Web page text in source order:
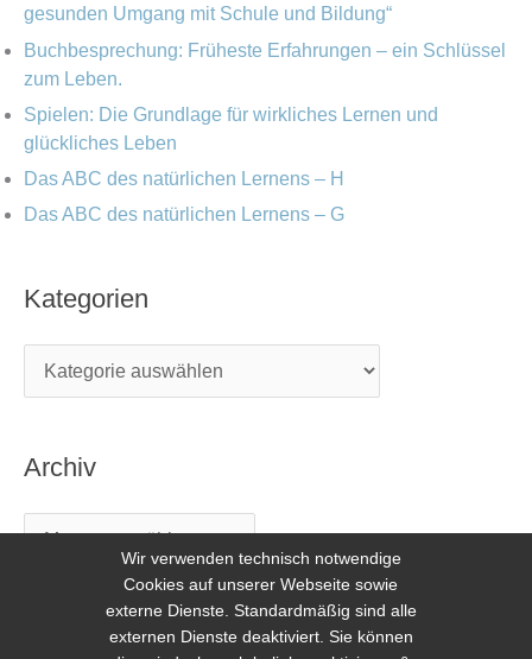
gesunden Umgang mit Schule und Bildung“
Buchbesprechung: Früheste Erfahrungen – ein Schlüssel
zum Leben.
Spielen: Die Grundlage für wirkliches Lernen und
glückliches Leben
Das ABC des natürlichen Lernens – H
Das ABC des natürlichen Lernens – G
Kategorien
Archiv
Wir verwenden technisch notwendige
Cookies auf unserer Webseite sowie
externe Dienste. Standardmäßig sind alle
externen Dienste deaktiviert. Sie können